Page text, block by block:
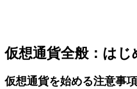
仮想通貨全般：はじ
仮想通貨を始める注意事項